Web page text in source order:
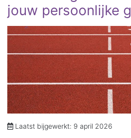
jouw persoonlijke
Laatst bijgewerkt: 9 april 2026